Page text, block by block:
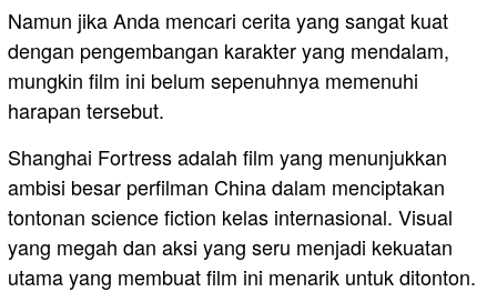
Namun jika Anda mencari cerita yang sangat kuat
dengan pengembangan karakter yang mendalam,
mungkin film ini belum sepenuhnya memenuhi
harapan tersebut.
Shanghai Fortress adalah film yang menunjukkan
ambisi besar perfilman China dalam menciptakan
tontonan science fiction kelas internasional. Visual
yang megah dan aksi yang seru menjadi kekuatan
utama yang membuat film ini menarik untuk ditonton.